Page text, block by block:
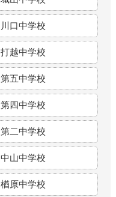
川口中学校
打越中学校
第五中学校
第四中学校
第二中学校
中山中学校
楢原中学校